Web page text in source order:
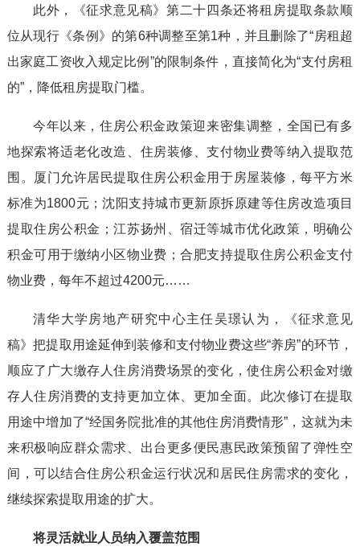
此外，《征求意见稿》第二十四条还将租房提取条款顺
位从现行《条例》的第6种调整至第1种，并且删除了“房租超
出家庭工资收入规定比例”的限制条件，直接简化为“支付房租
的”，降低租房提取门槛。
今年以来，住房公积金政策迎来密集调整，全国已有多
地探索将适老化改造、住房装修、支付物业费等纳入提取范
围。厦门允许居民提取住房公积金用于房屋装修，每平方米
标准为1800元；沈阳支持城市更新原拆原建等住房改造项目
提取住房公积金；江苏扬州、宿迁等城市优化政策，明确公
积金可用于缴纳小区物业费；合肥支持提取住房公积金支付
物业费，每年不超过4200元……
清华大学房地产研究中心主任吴璟认为，《征求意见
稿》把提取用途延伸到装修和支付物业费这些“养房”的环节，
顺应了广大缴存人住房消费场景的变化，使住房公积金对缴
存人住房消费的支持更加立体、更加全面。此次修订在提取
用途中增加了“经国务院批准的其他住房消费情形”，这就为未
来积极响应群众需求、出台更多便民惠民政策预留了弹性空
间，可以结合住房公积金运行状况和居民住房需求的变化，
继续探索提取用途的扩大。
将灵活就业人员纳入覆盖范围